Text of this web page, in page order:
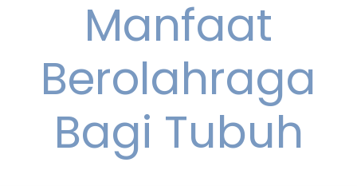
Manfaat
Berolahraga
Bagi Tubuh